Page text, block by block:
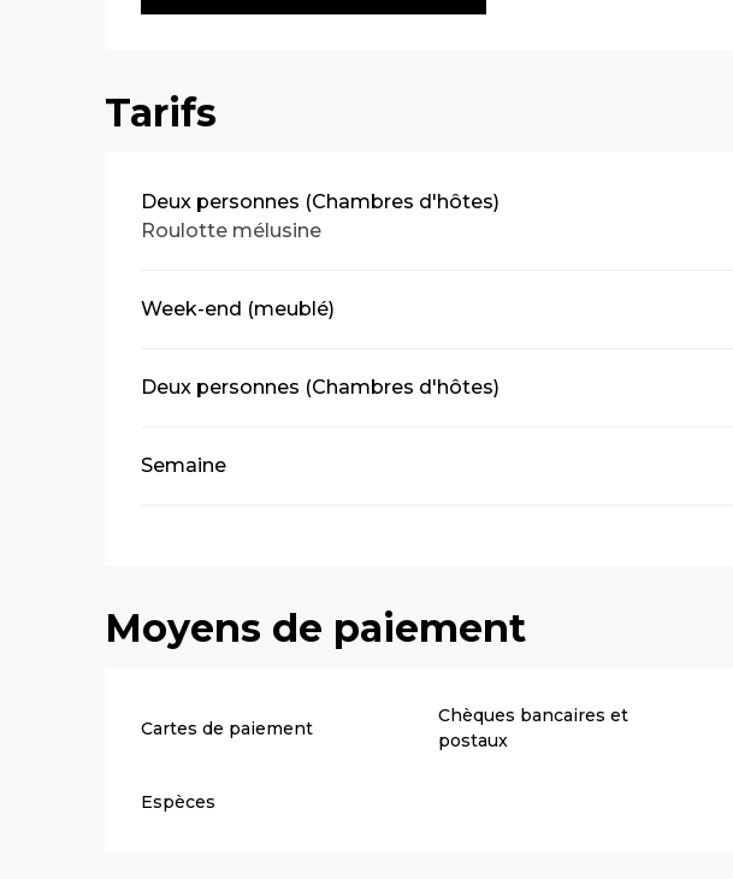
Tarifs
Tarifs 2026
Deux personnes (Chambres d'hôtes)
Roulotte mélusine
Week-end (meublé)
Deux personnes (Chambres d'hôtes)
Semaine
Moyens de paiement
Cartes de paiement
Chèques bancaires et
postaux
Espèces